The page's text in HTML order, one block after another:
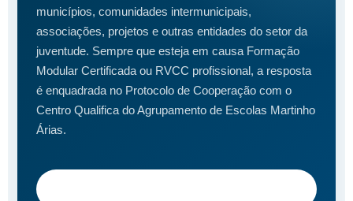
municípios, comunidades intermunicipais,
associações, projetos e outras entidades do setor da
juventude. Sempre que esteja em causa Formação
Modular Certificada ou RVCC profissional, a resposta
é enquadrada no Protocolo de Cooperação com o
Centro Qualifica do Agrupamento de Escolas Martinho
Árias.